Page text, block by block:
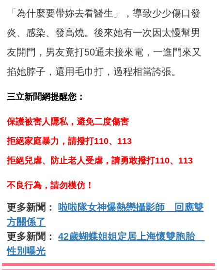
「為什麼要帶妳去看醫生」，導致少少傷口發
炎、感染、發高燒。後來她有一次因太慢幫男
友開門，男友竟打50通未接來電，一進門來又
掐她脖子，還用毛巾打，過程相當誇張。
三立新聞網提醒您：
保護被害人隱私，避免二度傷害
拒絕家庭暴力，請撥打110、113
拒絕兒虐、防止老人受虐，請勇敢撥打110、113
不良行為，請勿模仿！
更多新聞：啦啦隊女神爆熱戀攝影師 回應雙
方關係了
更多新聞：42歲蝴蝶姐姐定居上海懷雙胞胎
性別曝光